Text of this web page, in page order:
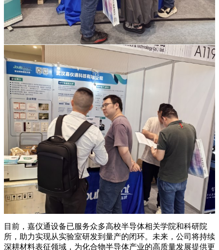
目前，嘉仪通设备已服务众多高校半导体相关学院和科研院
所，助力实现从实验室研发到量产的闭环。未来，公司将持续
深耕材料表征领域，为化合物半导体产业的高质量发展提供更